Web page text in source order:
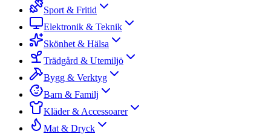
Sport & Fritid
Elektronik & Teknik
Skönhet & Hälsa
Trädgård & Utemiljö
Bygg & Verktyg
Barn & Familj
Kläder & Accessoarer
Mat & Dryck